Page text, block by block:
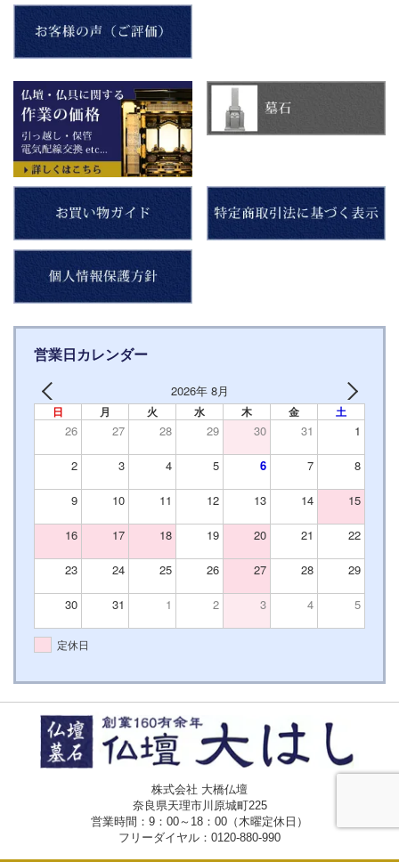
営業日カレンダー
2026年 8月
日 月 火 水 木 金 土
26 27 28 29 30 31 1
2 3 4 5 6 7 8
9 10 11 12 13 14 15
16 17 18 19 20 21 22
23 24 25 26 27 28 29
30 31 1 2 3 4 5
定休日
株式会社 大橋仏壇
奈良県天理市川原城町225
営業時間：9：00～18：00（木曜定休日）
フリーダイヤル： 0120-880-990